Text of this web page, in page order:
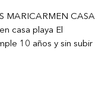
MARICARMEN CASA
casa playa El
10 años y sin subir